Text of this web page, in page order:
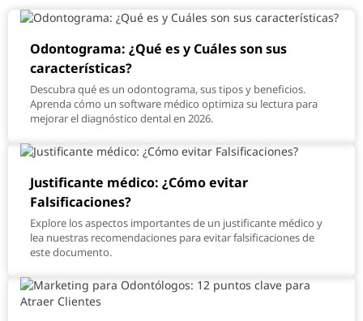
Odontograma: ¿Qué es y Cuáles son sus
características?
Descubra qué es un odontograma, sus tipos y beneficios.
Aprenda cómo un software médico optimiza su lectura para
mejorar el diagnóstico dental en 2026.
Justificante médico: ¿Cómo evitar
Falsificaciones?
Explore los aspectos importantes de un justificante médico y
lea nuestras recomendaciones para evitar falsificaciones de
este documento.